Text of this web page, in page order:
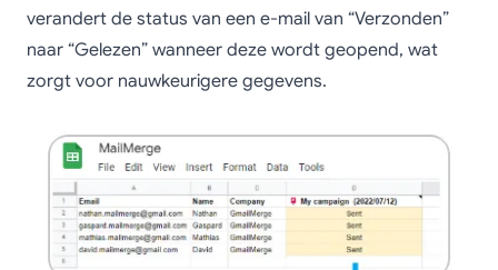
verandert de status van een e-mail van “Verzonden”
naar “Gelezen” wanneer deze wordt geopend, wat
zorgt voor nauwkeurigere gegevens.